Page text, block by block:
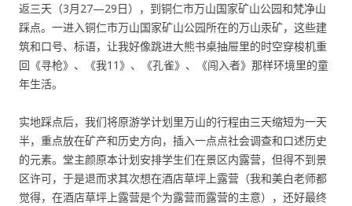
返三天（3月27—29日），到铜仁市万山国家矿山公园和梵净山
踩点。一进入铜仁市万山国家矿山公园所在的万山汞矿，这些建
筑和口号、标语，让我好像跳进大熊书桌抽屉里的时空穿梭机重
回《寻枪》、《我11》、《孔雀》、《闯入者》那样环境里的童
年生活。
实地踩点后，我们将原游学计划里万山的行程由三天缩短为一天
半，重点放在矿产和历史方向，插入一点点社会调查和口述历史
的元素。堂主颜原本计划安排学生们在景区内露营，但得不到景
区许可，于是退而求其次想在酒店草坪上露营（我和美白老师都
觉得，在酒店草坪上露营是个为露营而露营的主意），还好最终